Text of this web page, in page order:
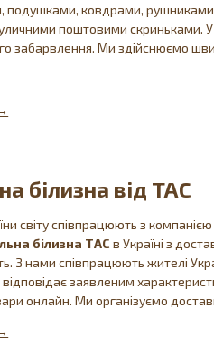
подушками, ковдрами,
поштовими скриньками.
забарвлення. Ми здійснюємо
білизна від TAC
світу співпрацюють з компанією
білизна ТАС в Україні з
З нами співпрацюють жителі
відповідає заявленим
онлайн. Ми організуємо